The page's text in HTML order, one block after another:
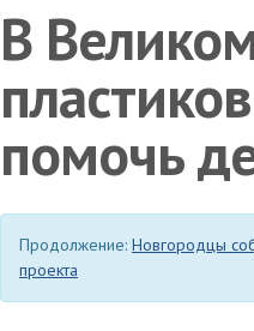
В
помочь
Продолжение: Новгородцы
проекта